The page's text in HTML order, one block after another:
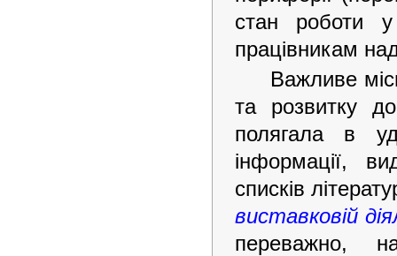
стан роботи у
працівникам
Важливе
та розвитку
полягала в
інформації,
списків
виставковій
переважно,